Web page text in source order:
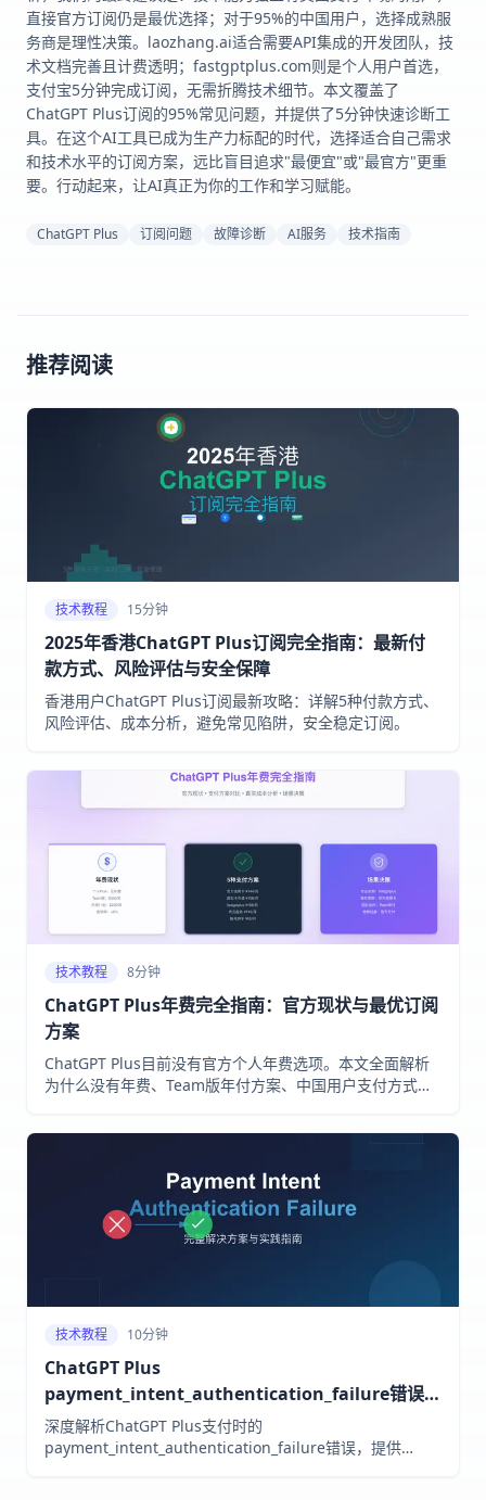
直接官方订阅仍是最优选择；对于95%的中国用户，选择成熟服
务商是理性决策。laozhang.ai适合需要API集成的开发团队，技
术文档完善且计费透明；fastgptplus.com则是个人用户首选，
支付宝5分钟完成订阅，无需折腾技术细节。本文覆盖了
ChatGPT Plus订阅的95%常见问题，并提供了5分钟快速诊断工
具。在这个AI工具已成为生产力标配的时代，选择适合自己需求
和技术水平的订阅方案，远比盲目追求"最便宜"或"最官方"更重
要。行动起来，让AI真正为你的工作和学习赋能。
ChatGPT Plus 订阅问题 故障诊断 AI服务 技术指南
推荐阅读
技术教程 15分钟
2025年香港ChatGPT Plus订阅完全指南：最新付
款方式、风险评估与安全保障
香港用户ChatGPT Plus订阅最新攻略：详解5种付款方式、
风险评估、成本分析，避免常见陷阱，安全稳定订阅。
技术教程 8分钟
ChatGPT Plus年费完全指南：官方现状与最优订阅
方案
ChatGPT Plus目前没有官方个人年费选项。本文全面解析
为什么没有年费、Team版年付方案、中国用户支付方式对
技术教程 10分钟
ChatGPT Plus
payment_intent_authentication_failure错误完
整解决方案（2025最新）
深度解析ChatGPT Plus支付时的
payment_intent_authentication_failure错误，提供